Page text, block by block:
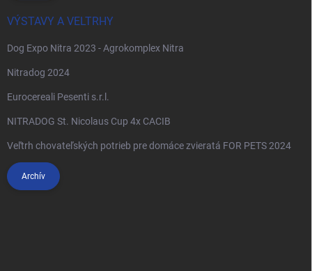
VÝSTAVY A VELTRHY
Dog Expo Nitra 2023 - Agrokomplex Nitra
Nitradog 2024
Eurocereali Pesenti s.r.l.
NITRADOG St. Nicolaus Cup 4x CACIB
Veľtrh chovateľských potrieb pre domáce zvieratá FOR PETS 2024
Archív